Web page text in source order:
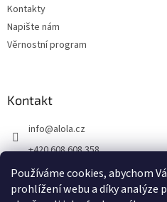
Používáme cookies, abychom
prohlížení webu a díky analýze
Kontakty
Napište nám
Věrnostní program
Kontakt
info@alola.cz
+420 608 608 358
https://www.facebook.com/
alola.cz/